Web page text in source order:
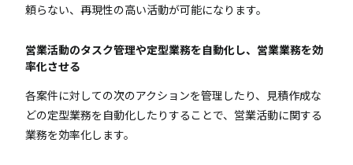
頼らない、再現性の高い活動が可能になります。
営業活動のタスク管理や定型業務を自動化し、営業業務を効
率化させる
各案件に対しての次のアクションを管理したり、見積作成な
どの定型業務を自動化したりすることで、営業活動に関する
業務を効率化します。